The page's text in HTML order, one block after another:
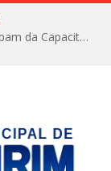
Servidores e Vereadores de Almeirim Participam da Capacitação “Orientar é a Nossa Missão”